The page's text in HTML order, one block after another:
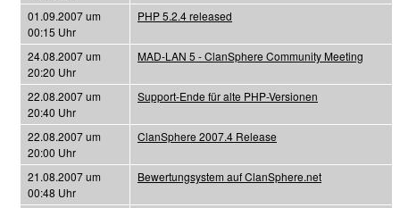
01.09.2007 um
00:15 Uhr
PHP 5.2.4 released
24.08.2007 um
20:20 Uhr
MAD-LAN 5 - ClanSphere Community Meeting
22.08.2007 um
20:40 Uhr
Support-Ende für alte PHP-Versionen
22.08.2007 um
20:00 Uhr
ClanSphere 2007.4 Release
21.08.2007 um
00:48 Uhr
Bewertungsystem auf ClanSphere.net